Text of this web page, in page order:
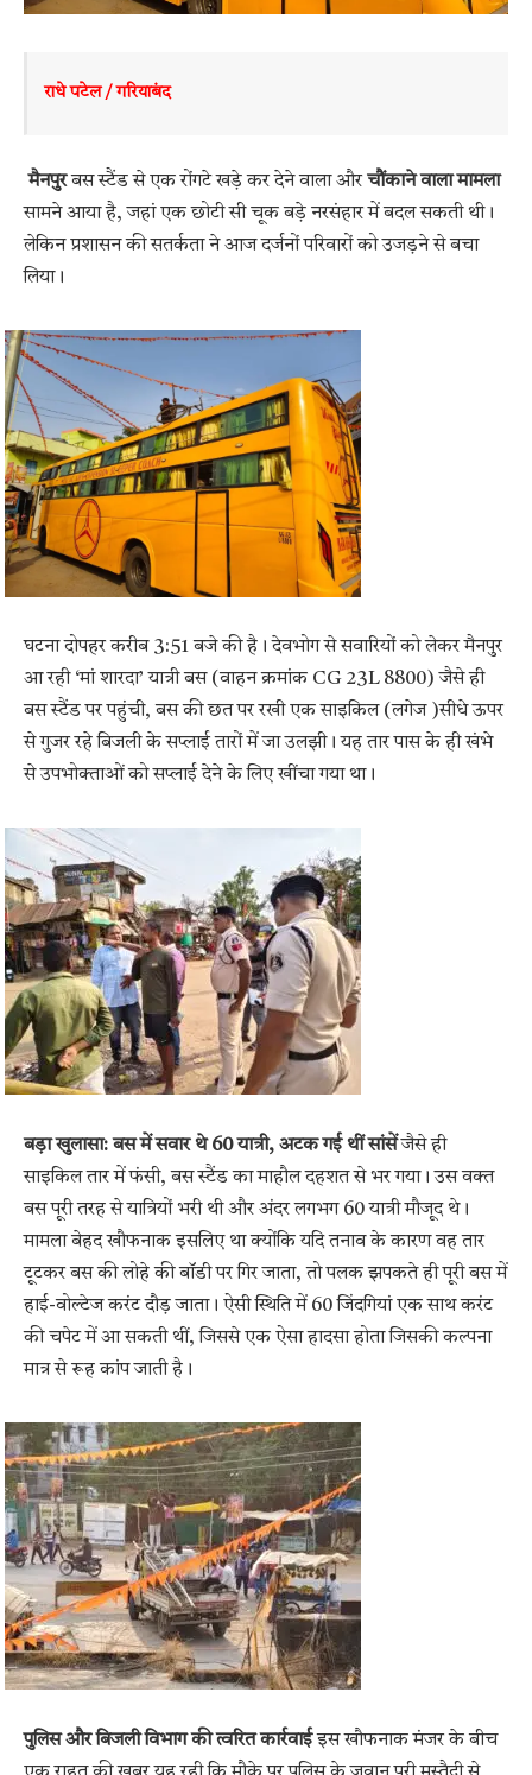
राधे पटेल / गरियाबंद
मैनपुरबस स्टैंड से एक रोंगटे खड़े कर देने वाला औरचौंकाने वाला मामला
सामने आया है, जहां एक छोटी सी चूक बड़े नरसंहार में बदल सकती थी।
लेकिन प्रशासन की सतर्कता ने आज दर्जनों परिवारों को उजड़ने से बचा
लिया।
घटना दोपहर करीब 3:51 बजे की है। देवभोग से सवारियों को लेकर मैनपुर
आ रही ‘मां शारदा’ यात्री बस (वाहन क्रमांक CG 23L 8800) जैसे ही
बस स्टैंड पर पहुंची, बस की छत पर रखी एक साइकिल (लगेज )सीधे ऊपर
से गुजर रहे बिजली के सप्लाई तारों में जा उलझी। यह तार पास के ही खंभे
से उपभोक्ताओं को सप्लाई देने के लिए खींचा गया था।
बड़ा खुलासा: बस में सवार थे 60 यात्री, अटक गई थीं सांसेंजैसे ही
साइकिल तार में फंसी, बस स्टैंड का माहौल दहशत से भर गया। उस वक्त
बस पूरी तरह से यात्रियों भरी थी और अंदर लगभग 60 यात्री मौजूद थे।
मामला बेहद खौफनाक इसलिए था क्योंकि यदि तनाव के कारण वह तार
टूटकर बस की लोहे की बॉडी पर गिर जाता, तो पलक झपकते ही पूरी बस में
हाई-वोल्टेज करंट दौड़ जाता। ऐसी स्थिति में 60 जिंदगियां एक साथ करंट
की चपेट में आ सकती थीं, जिससे एक ऐसा हादसा होता जिसकी कल्पना
मात्र से रूह कांप जाती है।
पुलिस और बिजली विभाग की त्वरित कार्रवाईइस खौफनाक मंजर के बीच